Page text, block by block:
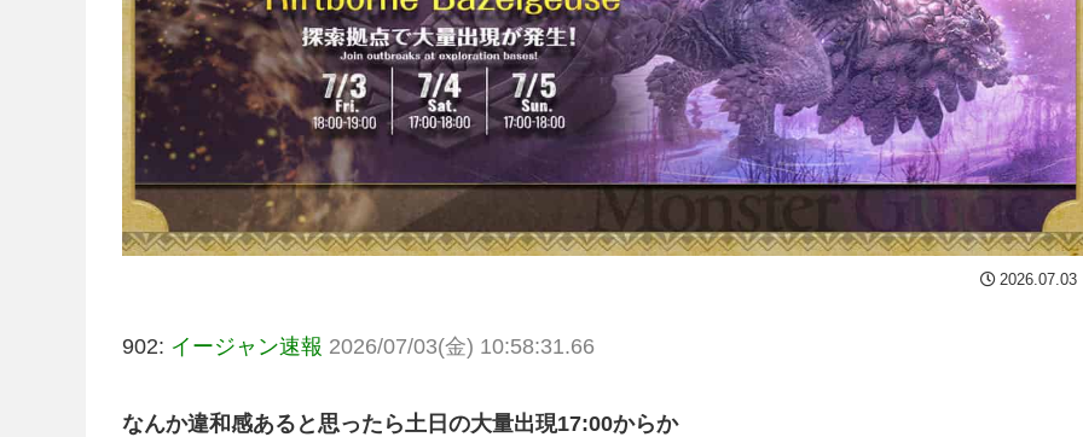
2026.07.03
902: イージャン速報 2026/07/03(金) 10:58:31.66
なんか違和感あると思ったら土日の大量出現17:00からか